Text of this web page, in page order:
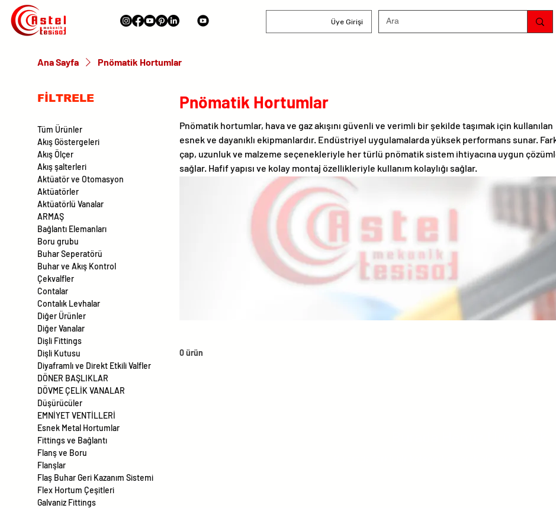
Üye Girişi
Ana Sayfa Pnömatik Hortumlar
FİLTRELE
Tüm Ürünler
Akış Göstergeleri
Akış Ölçer
Akış şalterleri
Aktüatör ve Otomasyon
Aktüatörler
Aktüatörlü Vanalar
ARMAŞ
Bağlantı Elemanları
Boru grubu
Buhar Seperatörü
Buhar ve Akış Kontrol
Çekvalfler
Contalar
Contalık Levhalar
Diğer Ürünler
Diğer Vanalar
Dişli Fittings
Dişli Kutusu
Diyaframlı ve Direkt Etkili Valfler
DÖNER BAŞLIKLAR
DÖVME ÇELİK VANALAR
Düşürücüler
EMNİYET VENTİLLERİ
Esnek Metal Hortumlar
Fittings ve Bağlantı
Flanş ve Boru
Flanşlar
Flaş Buhar Geri Kazanım Sistemi
Flex Hortum Çeşitleri
Galvaniz Fittings
Pnömatik Hortumlar
Pnömatik hortumlar, hava ve gaz akışını güvenli ve verimli bir şekilde taşımak için kullanılan
esnek ve dayanıklı ekipmanlardır. Endüstriyel uygulamalarda yüksek performans sunar.
çap, uzunluk ve malzeme seçenekleriyle her türlü pnömatik sistem ihtiyacına uygun
sağlar. Hafif yapısı ve kolay montaj özellikleriyle kullanım kolaylığı sağlar.
0 ürün